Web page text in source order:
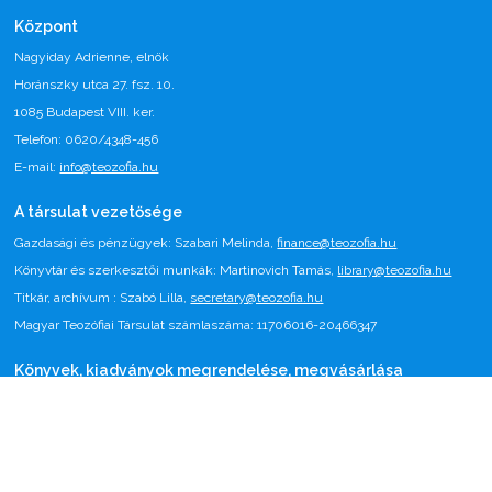
Központ
Nagyiday Adrienne, elnök
Horánszky utca 27. fsz. 10.
1085 Budapest VIII. ker.
Telefon: 0620/4348-456
E-mail: info@teozofia.hu
A társulat vezetősége
Gazdasági és pénzügyek: Szabari Melinda,finance@teozofia.hu
Könyvtár és szerkesztői munkák: Martinovich Tamás, library@teozofia.hu
Titkár, archívum : Szabó Lilla, secretary@teozofia.hu
Magyar Teozófiai Társulat számlaszáma: 11706016-20466347
Könyvek, kiadványok megrendelése, megvásárlása